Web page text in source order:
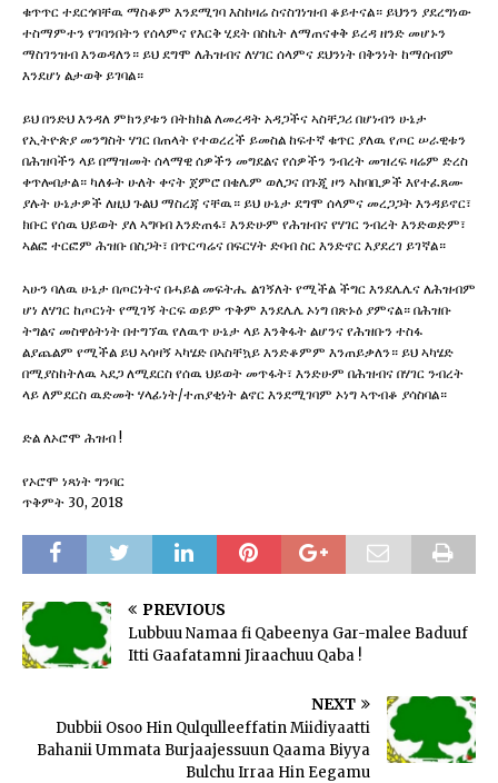
ቁጥጥር ተደርጎባቸዉ ማስቆም እንደሚገባ እስከዛሬ ስናስገነዝብ ቆይተናል። ይህንን ያደረግነው
ተስማምተን የገባንበትን የሰላምና የእርቅ ሂደት በስኬት ለማጠናቀቅ ይረዳ ዘንድ መሆኑን
ማስገንዝብ እንወዳለን። ይህ ደግሞ ለሕዝብና ለሃገር ሰላምና ደህንነት በቅንነት ከማሰብም
እንደሆነ ልታወቅ ይገባል።
ይህ በንድህ እንዳለ ምክንያቱን በትክክል ለመረዳት አዳጋችና ኣስቸጋሪ በሆነብን ሁኔታ
የኢትዮጵያ መንግስት ሃገር በጠላት የተወረረች ይመስል ከፍተኛ ቁጥር ያለዉ የጦር ሠራዊቱን
በሕዝባችን ላይ በማዝመት ሰላማዊ ሰዎችን መግደልና የሰዎችን ንብረት መዝረፍ ዛሬም ድረስ
ቀጥሎበታል። ካለፉት ሁለት ቀናት ጀምሮ በቄሌም ወለጋና በጉጂ ዞን ኣከባቢዎች እየተፈጸሙ
ያሉት ሁኔታዎች ለዚህ ጉልህ ማስረጃ ናቸዉ። ይህ ሁኔታ ደግሞ ሰላምና መረጋጋት እንዳይኖር፣
ክቡር የሰዉ ህይወት ያለ ኣግባብ እንድጠፋ፣ እንድሁም የሕዝብና የሃገር ንብረት እንድወድም፣
ኣልፎ ተርፎም ሕዝቡ በስጋት፣ በጥርጣሬና በፍርሃት ድባብ ስር እንድኖር እያደረገ ይገኛል።
ኣሁን ባለዉ ሁኔታ በጦርነትና በሓይል መፍትሔ ልገኝለት የሚችል ችግር እንደሌሌና ለሕዝብም
ሆነ ለሃገር ከጦርነት የሚገኝ ትርፍ ወይም ጥቅም እንደሌሌ ኦነግ በጽኑዕ ያምናል። በሕዝቡ
ትግልና መስዋዕትነት በተግኘዉ የለዉጥ ሁኔታ ላይ እንቅፋት ልሆንና የሕዝቡን ተስፋ
ልያጨልም የሚችል ይህ ኣሳዛኝ ኣካሄድ በኣስቸኳይ እንድቆምም እንጠይቃለን። ይህ ኣካሄድ
በሚያስከትለዉ ኣደጋ ለሚደርስ የሰዉ ህይወት መጥፋት፣ እንድሁም በሕዝብና በሃገር ንብረት
ላይ ለምደርስ ዉድመት ሃላፊነት/ተጠያቂነት ልኖር እንደሚገባም ኦነግ ኣጥብቆ ያሳስባል።
ድል ለኦሮሞ ሕዝብ !
የኦሮሞ ነጻነት ግንባር
ጥቅምት 30, 2018
PREVIOUS
Lubbuu Namaa fi Qabeenya Gar-malee Baduuf
Itti Gaafatamni Jiraachuu Qaba !
NEXT
Dubbii Osoo Hin Qulqulleeffatin Miidiyaatti
Bahanii Ummata Burjaajessuun Qaama Biyya
Bulchu Irraa Hin Eegamu